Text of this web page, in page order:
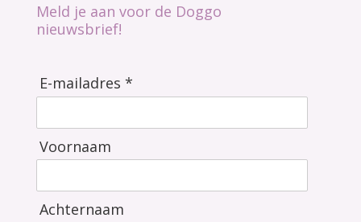
Meld je aan voor de Doggo
nieuwsbrief!
E-mailadres *
Voornaam
Achternaam